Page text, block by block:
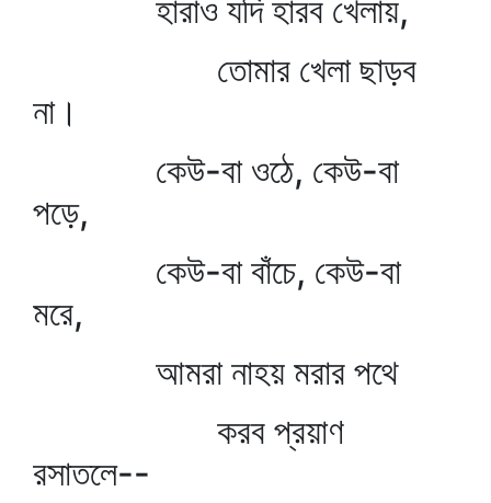
হারাও যদি হারব খেলায়,
তোমার খেলা ছাড়ব
না।
কেউ-বা ওঠে, কেউ-বা
পড়ে,
কেউ-বা বাঁচে, কেউ-বা
মরে,
আমরা নাহয় মরার পথে
করব প্রয়াণ
রসাতলে--